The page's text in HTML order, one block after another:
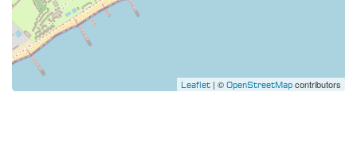
Leaflet | © OpenStreetMap contributors